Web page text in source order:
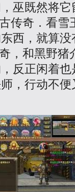
巫既然将
传奇．看雪
西，就算
，和黑野
反正闲着
，行动不